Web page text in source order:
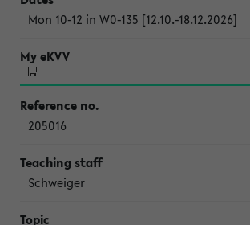
Mon 10-12 in W0-135 [12.10.-18.12.2026]
205016
Schweiger